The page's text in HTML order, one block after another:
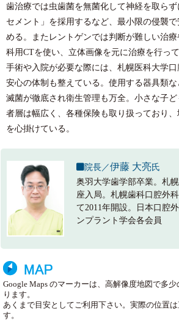
歯治療では虫歯菌を無菌化して神経を取ら
セメント」を採用するなど、最小限の侵襲
める。またレントゲンでは判断が難しい治
科用CTを使い、立体画像を元に治療を行っ
手術や入院が必要な際には、札幌医科大学
安心の体制も整えている。使用する器具類な
滅菌が徹底され衛生管理も万全。小さな子
者層は幅広く、各種保険も取り扱っており
を心掛けている。
院長／伊藤 大亮氏
奥羽大学歯学部卒業。札
座入局。札幌歯科口腔外
て2011年開設。日本口腔
ンプラント学会各会員
Google Maps のマーカーは、高解像度地図で多
ります。
あくまで目安としてご利用下さい。実際の位置
す。